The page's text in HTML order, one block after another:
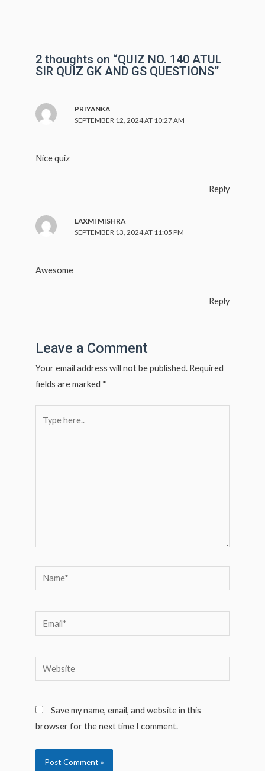
p
p
2 thoughts on “QUIZ NO. 140 ATUL
SIR QUIZ GK AND GS QUESTIONS”
PRIYANKA
SEPTEMBER 12, 2024 AT 10:27 AM
Nice quiz
Reply
LAXMI MISHRA
SEPTEMBER 13, 2024 AT 11:05 PM
Awesome
Reply
Leave a Comment
Your email address will not be published. Required
fields are marked *
here..
Name*
Email*
Website
Save my name, email, and website in this
browser for the next time I comment.